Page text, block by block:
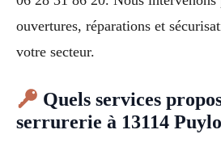
ouvertures, réparations et
votre secteur.
Quels services
serrurerie à 13114